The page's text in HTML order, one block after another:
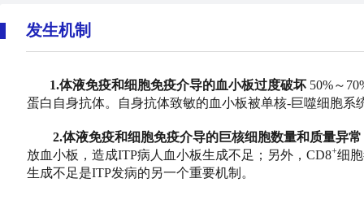
发生机制
1.体液免疫和细胞免疫介导的血小板过度破坏 50%～
蛋白自身抗体。自身抗体致敏的血小板被单核-巨噬细胞
2.体液免疫和细胞免疫介导的巨核细胞数量和质量异
放血小板，造成ITP病人血小板生成不足；另外，CD8+细
生成不足是ITP发病的另一个重要机制。